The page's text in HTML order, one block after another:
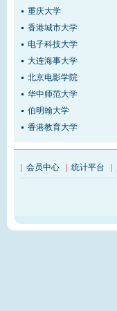
重庆大学
香港城市大学
电子科技大学
大连海事大学
北京电影学院
华中师范大学
伯明翰大学
香港教育大学
会员中心 统计平台